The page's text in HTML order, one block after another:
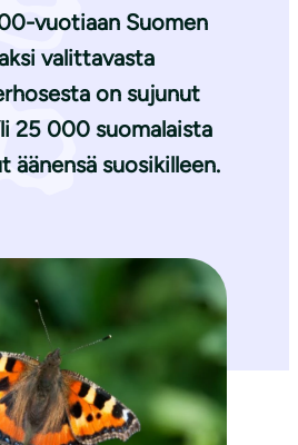
vuotiaan Suomen
valittavasta
on sujunut
25 000 suomalaista
äänensä suosikilleen.